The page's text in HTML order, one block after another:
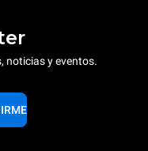
noticias y eventos.